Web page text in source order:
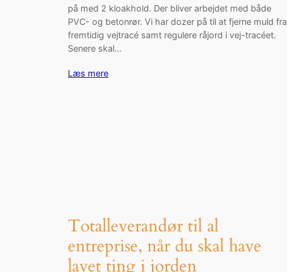
på med 2 kloakhold. Der bliver arbejdet med både
PVC- og betonrør. Vi har dozer på til at fjerne muld fra
fremtidig vejtracé samt regulere råjord i vej-tracéet.
Senere skal…
Læs mere
Totalleverandør til al
entreprise, når du skal have
lavet ting i jorden